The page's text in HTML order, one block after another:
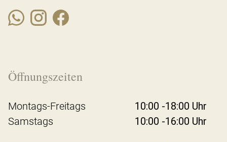
Öffnungszeiten
Montags-Freitags
10:00 -18:00 Uhr
Samstags
10:00 -16:00 Uhr